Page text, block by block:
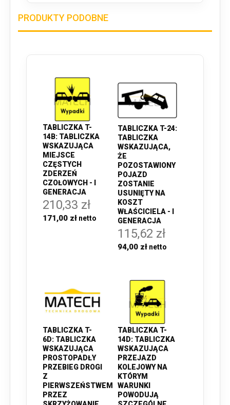
PRODUKTY PODOBNE
TABLICZKA T-
14B: TABLICZKA
WSKAZUJĄCA
MIEJSCE
CZĘSTYCH
ZDERZEŃ
CZOŁOWYCH - I
GENERACJA
210,33 zł
171,00 zł
TABLICZKA T-24:
TABLICZKA
WSKAZUJĄCA,
ŻE
POZOSTAWIONY
POJAZD
ZOSTANIE
USUNIĘTY NA
KOSZT
WŁAŚCICIELA - I
GENERACJA
115,62 zł
94,00 zł
TABLICZKA T-
6D: TABLICZKA
WSKAZUJĄCA
PROSTOPADŁY
PRZEBIEG DROGI
Z
PIERWSZEŃSTWEM
PRZEZ
TABLICZKA T-
14D: TABLICZKA
WSKAZUJĄCA
PRZEJAZD
KOLEJOWY NA
KTÓRYM
WARUNKI
POWODUJĄ